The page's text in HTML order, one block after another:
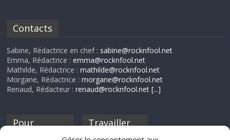
Contacts
Sabine, Rédactrice en chef : sabine@rocknfool.net
Emma, Rédactrice :emma@rocknfool.net
Mathilde, Rédactrice :mathilde@rocknfool.net
Morgane, Rédactrice :morgane@rocknfool.net
Renaud, Rédacteur :renaud@rocknfool.net [...]
Pour
Travailler